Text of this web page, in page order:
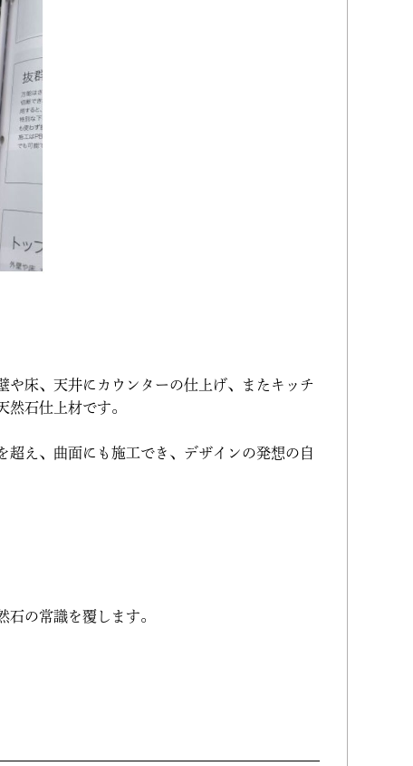
や床、天井にカウンターの仕上げ、またキッチ
石仕上材です。
え、曲面にも施工でき、デザインの発想の自
の常識を覆します。